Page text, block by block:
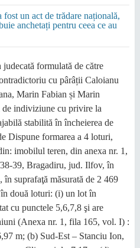
un act de trădare națională,
anchetați pentru ceea ce au
formulată de către
cu pârâții Caloianu
Marin Fabian și Marin
de indiviziune cu privire la
stabilită în încheierea de
Dispune formarea a 4 loturi,
imobilul teren, din anexa nr. 1,
39, Bragadiru, jud. Ilfov, în
suprafaţă măsurată de 2 469
două loturi: (i) un lot în
cu punctele 5,6,7,8 şi are
(Anexa nr. 1, fila 165, vol. I) :
m; (b) Sud-Est – Stanciu Ion,